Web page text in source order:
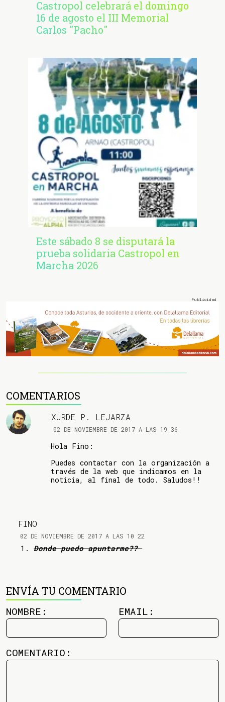
Castropol celebrará el domingo
16 de agosto el III Memorial
Carlos "Pacho"
Este sábado 8 se disputará la
prueba solidaria Castropol en
Marcha 2026
COMENTARIOS
XURDE P. LEJARZA
02 DE NOVIEMBRE DE 2017 A LAS 19 36
Hola Fino:
Puedes contactar con la organización a
través de la web que indicamos en la
noticia, al final de todo. Saludos!!
FINO
02 DE NOVIEMBRE DE 2017 A LAS 10 22
Donde puedo apuntarme??
ENVÍA TU COMENTARIO
NOMBRE: EMAIL:
COMENTARIO: